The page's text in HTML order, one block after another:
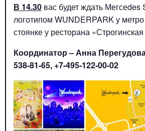
В 14.30 вас будет ждать Мегсеdes
логотипом WUNDERPARK у
стоянке у ресторана
Координатор – Анна
538-81-65, +7-495-122-00-02